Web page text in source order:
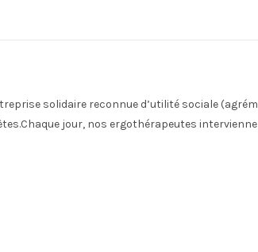
solidaire reconnue d’utilité sociale
jour, nos ergothérapeutes